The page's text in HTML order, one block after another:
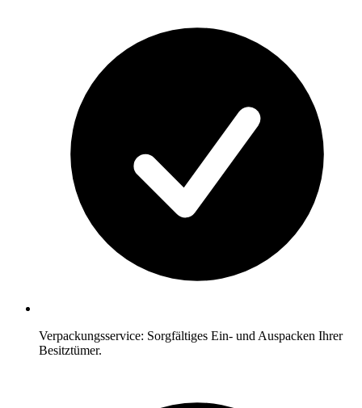
Verpackungsservice: Sorgfältiges Ein- und Auspacken Ihrer
Besitztümer.